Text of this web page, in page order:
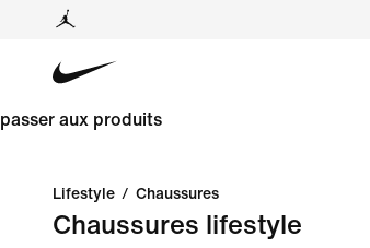
passer aux produits
Lifestyle / Chaussures
Chaussures lifestyle